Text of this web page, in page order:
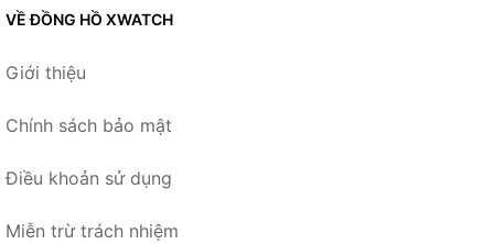
VỀ ĐỒNG HỒ XWATCH
Giới thiệu
Chính sách bảo mật
Điều khoản sử dụng
Miễn trừ trách nhiệm